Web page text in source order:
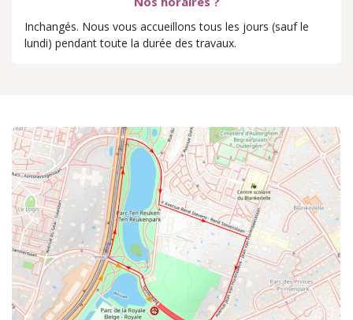
Inchangés. Nous vous accueillons tous les jours (sauf le
lundi) pendant toute la durée des travaux.